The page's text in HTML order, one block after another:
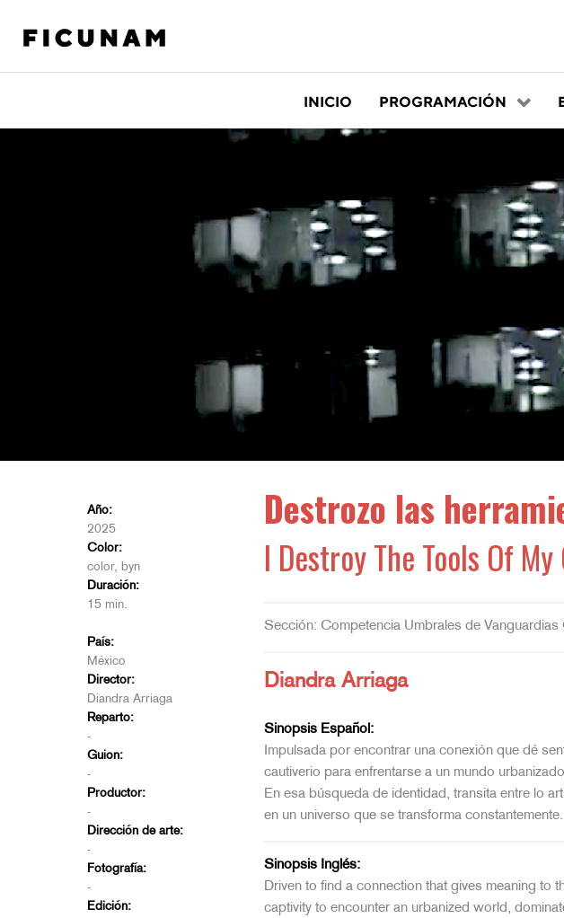
INICIO PROGRAMACIÓN
Año:
2025
Color:
color, byn
Duración:
15 min.
País:
México
Director:
Diandra Arriaga
Reparto:
-
Guion:
-
Productor:
-
Dirección de arte:
-
Fotografía:
-
Edición:
Destrozo las
I Destroy The Tools Of
Sección: Competencia Umbrales de Vanguardias
Diandra Arriaga
Sinopsis Español:
Impulsada por encontrar una conexión que dé
cautiverio para enfrentarse a un mundo
En esa búsqueda de identidad, transita entre lo
en un universo que se transforma constantemente.
Sinopsis Inglés:
Driven to find a connection that gives meaning to
captivity to encounter an urbanized world,